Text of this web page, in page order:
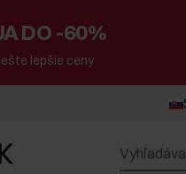
DO -60%
lepšie ceny